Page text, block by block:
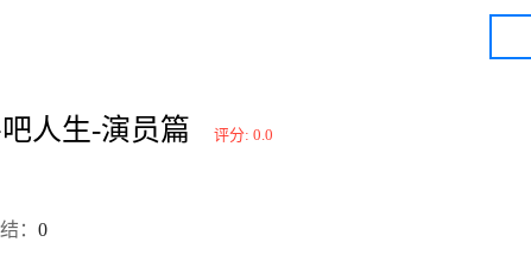
人生-演员篇 评分: 0.0
： 0